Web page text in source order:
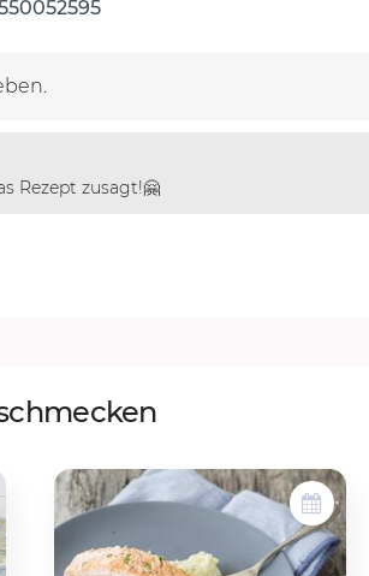
Rezept zusagt!🤗